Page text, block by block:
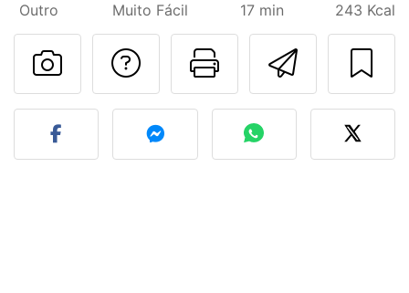
Outro Muito Fácil 17 min 243 Kcal
Imprima
Falar com o autor
Fez esta receita?